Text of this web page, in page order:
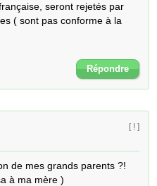
seront rejetés par
( sont pas conforme à la
Répondre
[ ! ]
de mes grands parents ?!
à ma mère )